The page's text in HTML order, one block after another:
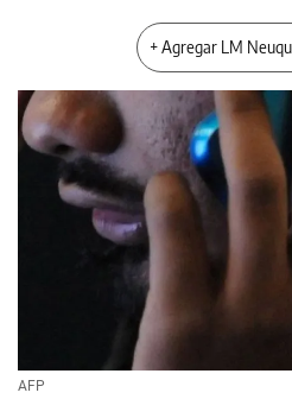
+ Agregar LM
AFP